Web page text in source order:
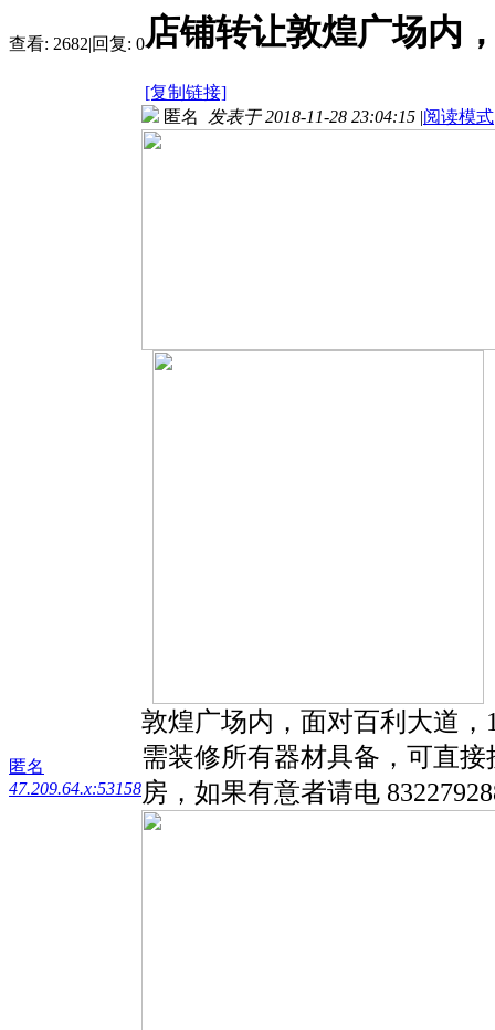
查看: 2682|回复: 0店铺转让敦煌广场内
[复制链接]
匿名
47.209.64.x:53158
匿名 发表于 2018-11-28 23:04:15 |阅读模式
敦煌广场内，面对百利大道
需装修所有器材具备，可直
房，如果有意者请电